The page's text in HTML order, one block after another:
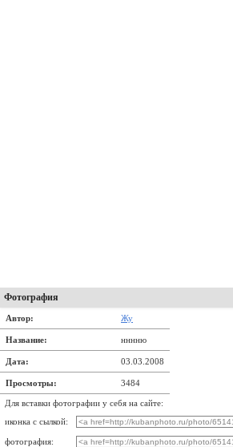
Фотография
Автор: Жу
Название: нннню
Дата: 03.03.2008
Просмотры: 3484
Для вставки фотографии у себя на сайте:
иконка с сылкой:
фотография: